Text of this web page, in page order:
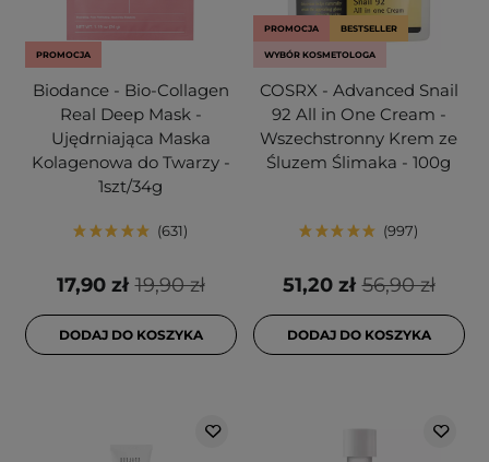
PROMOCJA
Biodance - Bio-Collagen
Real Deep Mask -
Ujędrniająca Maska
Kolagenowa do Twarzy -
1szt/34g
631
19,90 zł
17,90 zł
DODAJ DO KOSZYKA
PROMOCJA BESTSELLER
WYBÓR KOSMETOLOGA
COSRX - Advanced Snail
92 All in One Cream -
Wszechstronny Krem ze
Śluzem Ślimaka - 100g
997
56,90 zł
51,20 zł
DODAJ DO KOSZYKA